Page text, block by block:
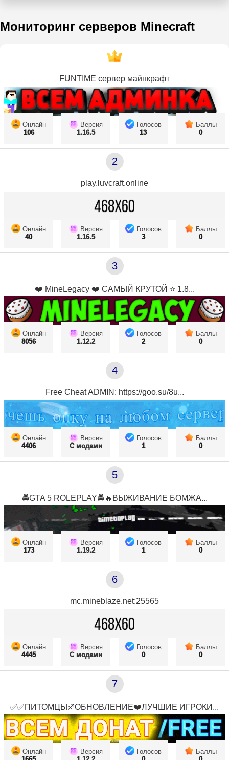
Мониторинг серверов Minecraft
FUNTIME сервер майнкрафт
Онлайн
106
Версия
1.16.5
Голосов
13
Баллы
0
2
play.luvcraft.online
Онлайн
40
Версия
1.16.5
Голосов
3
Баллы
0
3
❤️ MineLegacy ❤️ САМЫЙ КРУТОЙ ⭐ 1.8...
Онлайн
8056
Версия
1.12.2
Голосов
2
Баллы
0
4
Free Cheat ADMIN: https://goo.su/8u...
Онлайн
4406
Версия
С модами
Голосов
1
Баллы
0
5
🚔GTA 5 ROLEPLAY🚔🔥ВЫЖИВАНИЕ БОМЖА...
Онлайн
173
Версия
1.19.2
Голосов
1
Баллы
0
6
mc.mineblaze.net:25565
Онлайн
4445
Версия
С модами
Голосов
0
Баллы
0
7
✅✅ПИТОМЦЫ♐ОБНОВЛЕНИЕ❤️ЛУЧШИЕ ИГРОКИ...
Онлайн
Версия
Голосов
Баллы